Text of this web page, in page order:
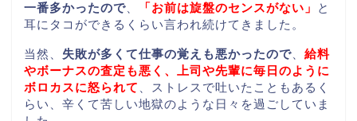
一番多かったので、 「お前は旋盤のセンスがない」
と
耳にタコができるくらい言われ続けてきました。
当然、 失敗が多くて仕事の覚えも悪かったので
給料
やボーナスの査定も悪く、上司や先輩に毎日のように
ボロカスに怒られて
、ストレスで吐いたこともあるく
らい、辛くて苦しい地獄のような日々を過ごしていま